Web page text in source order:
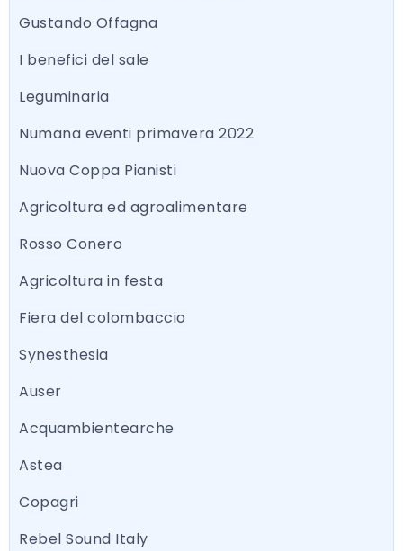
Gustando Offagna
I benefici del sale
Leguminaria
Numana eventi primavera 2022
Nuova Coppa Pianisti
Agricoltura ed agroalimentare
Rosso Conero
Agricoltura in festa
Fiera del colombaccio
Synesthesia
Auser
Acquambientearche
Astea
Copagri
Rebel Sound Italy